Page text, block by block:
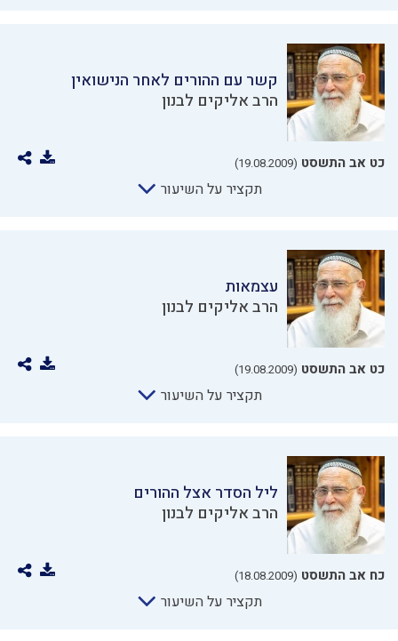
קשר עם ההורים לאחר הנישואין
הרב אליקים לבנון
כט אב התשסט (19.08.2009)
תקציר על השיעור
עצמאות
הרב אליקים לבנון
כט אב התשסט (19.08.2009)
תקציר על השיעור
ליל הסדר אצל ההורים
הרב אליקים לבנון
כח אב התשסט (18.08.2009)
תקציר על השיעור